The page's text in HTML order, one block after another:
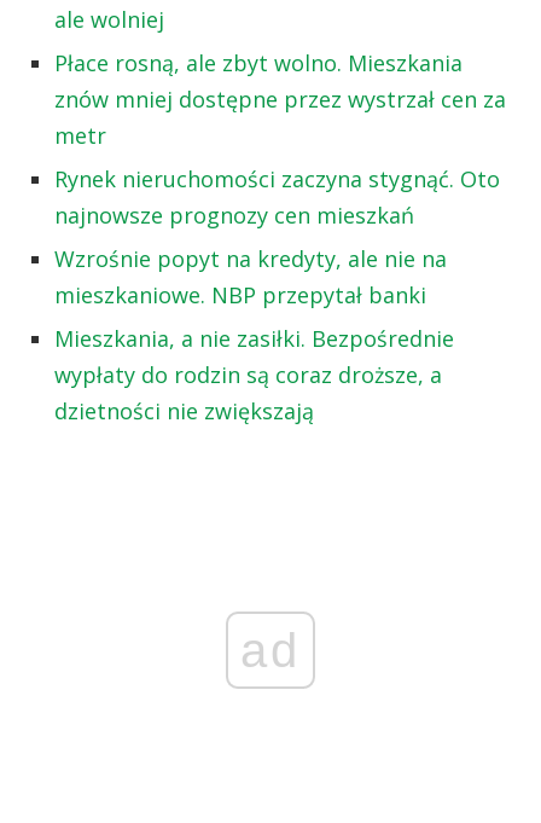
ale wolniej
Płace rosną, ale zbyt wolno. Mieszkania
znów mniej dostępne przez wystrzał cen za
metr
Rynek nieruchomości zaczyna stygnąć. Oto
najnowsze prognozy cen mieszkań
Wzrośnie popyt na kredyty, ale nie na
mieszkaniowe. NBP przepytał banki
Mieszkania, a nie zasiłki. Bezpośrednie
wypłaty do rodzin są coraz droższe, a
dzietności nie zwiększają
ad